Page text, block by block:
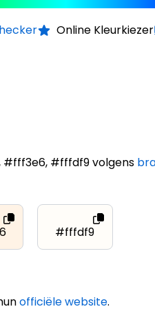
Online Kleurkiezer
#fff3e6, #fffdf9 volgens
#fffdf9
officiële website.